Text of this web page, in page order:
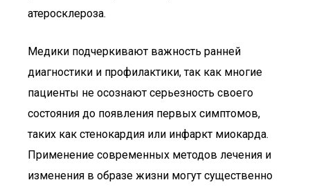
атеросклероза.
Медики подчеркивают важность ранней
диагностики и профилактики, так как многие
пациенты не осознают серьезность своего
состояния до появления первых симптомов,
таких как стенокардия или инфаркт миокарда.
Применение современных методов лечения и
изменения в образе жизни могут существенно